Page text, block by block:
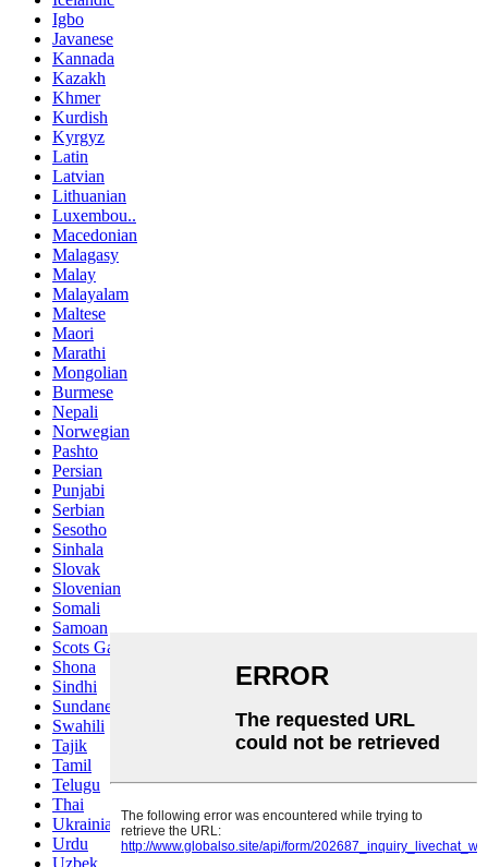
Igbo
Javanese
Kannada
Kazakh
Khmer
Kurdish
Kyrgyz
Latin
Latvian
Lithuanian
Luxembou..
Macedonian
Malagasy
Malay
Malayalam
Maltese
Maori
Marathi
Mongolian
Burmese
Nepali
Norwegian
Pashto
Persian
Punjabi
Serbian
Sesotho
Sinhala
Slovak
Slovenian
Somali
Samoan
Scots Gaelic
Shona
Sindhi
Sundanese
Swahili
Tajik
Tamil
Telugu
Thai
Ukrainian
Urdu